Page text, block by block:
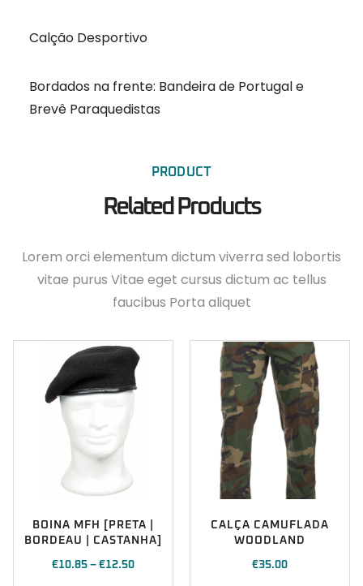
Calção Desportivo
Bordados na frente: Bandeira de Portugal e
Brevê Paraquedistas
PRODUCT
Related Products
Lorem orci elementum dictum viverra sed lobortis
vitae purus Vitae eget cursus dictum ac tellus
faucibus Porta aliquet
BOINA MFH [PRETA |
BORDEAU | CASTANHA]
€10.85 – €12.50
CALÇA CAMUFLADA
WOODLAND
€35.00